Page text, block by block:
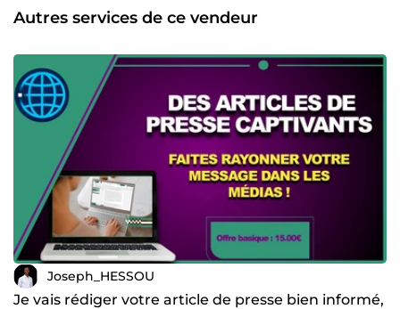
nouveaux clients. Si vous êtes créateur de contenu, une
entreprise ou une marque, n’hésitez pas à franchir le pas.
Autres services de ce vendeur
Joseph_HESSOU
Je vais rédiger votre article de presse bien informé,